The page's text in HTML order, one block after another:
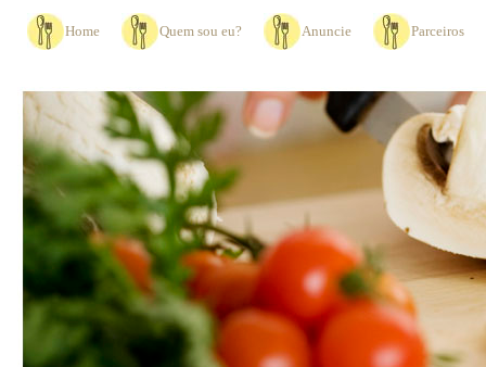
Home Quem sou eu? Anuncie Parceiros